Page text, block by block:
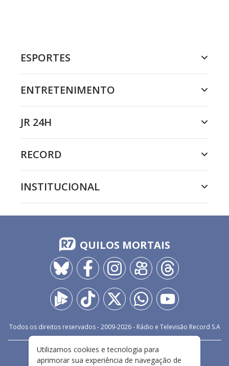
ESPORTES
ENTRETENIMENTO
JR 24H
RECORD
INSTITUCIONAL
QUILOS MORTAIS
Todos os direitos reservados - 2009-2026- Rádio e Televisão Record S.A
FALE CONOSCO
PRIVACIDADE
Utilizamos cookies e tecnologia para
aprimorar sua experiência de navegação de